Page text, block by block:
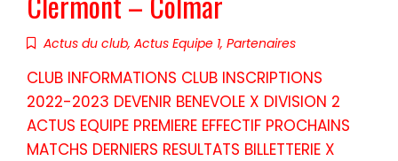
Actus du club, Actus Equipe 1, Partenaires
CLUB INFORMATIONS CLUB INSCRIPTIONS
2022-2023 DEVENIR BENEVOLE X DIVISION 2
ACTUS EQUIPE PREMIERE EFFECTIF PROCHAINS
MATCHS DERNIERS RESULTATS BILLETTERIE X